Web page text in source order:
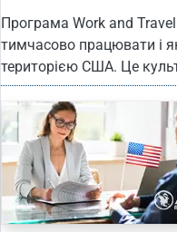
Програма Work and
тимчасово працювати і
територією США. Це